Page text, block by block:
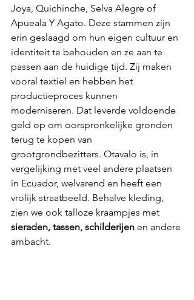
Joya, Quichinche, Selva Alegre of
Apueala Y Agato. Deze stammen zijn
erin geslaagd om hun eigen cultuur en
identiteit te behouden en ze aan te
passen aan de huidige tijd. Zij maken
vooral textiel en hebben het
productieproces kunnen
moderniseren. Dat leverde voldoende
geld op om oorspronkelijke gronden
terug te kopen van
grootgrondbezitters. Otavalo is, in
vergelijking met veel andere plaatsen
in Ecuador, welvarend en heeft een
vrolijk straatbeeld. Behalve kleding,
zien we ook talloze kraampjes met
sieraden, tassen, schilderijen en andere
ambacht.